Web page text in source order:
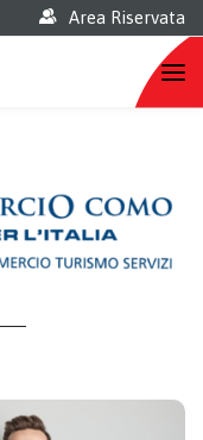
Area Riservata